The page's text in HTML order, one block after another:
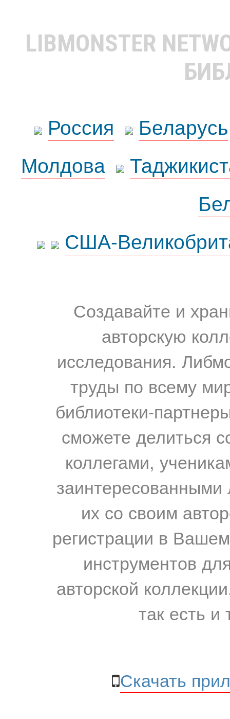
LIBMONSTER
Россия
Беларусь
Молдова
США-
Создавайте и
авторскую
исследования.
труды по всему
библиотеки-
сможете делиться
коллегами,
их со своим
регистрации в
инструментов
авторской
так есть и
Скачать